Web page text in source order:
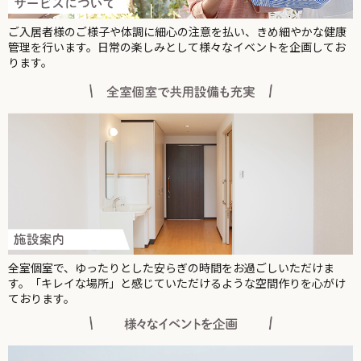
ご入居者様のご様子や体調に細心の注意を払い、きめ細やかな健康
管理を行います。日常の楽しみとして様々なイベントを企画してお
ります。
全室個室で、ゆったりとした安らぎの時間をお過ごしいただけま
す。「キレイな場所」と感じていただけるような空間作りを心がけ
ております。